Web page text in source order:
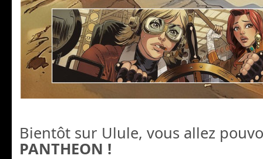
Bientôt sur Ulule, vous allez
PANTHEON !